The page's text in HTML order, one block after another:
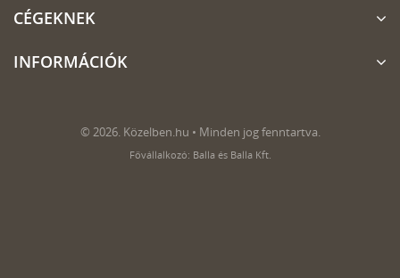
CÉGEKNEK
INFORMÁCIÓK
© 2026. Közelben.hu • Minden jog fenntartva.
Fővállalkozó: Balla és Balla Kft.